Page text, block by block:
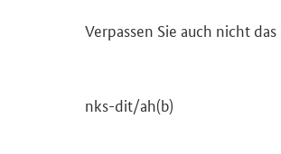
Ver­pas­sen Sie auch nicht das
nks-​dit/ah(b)